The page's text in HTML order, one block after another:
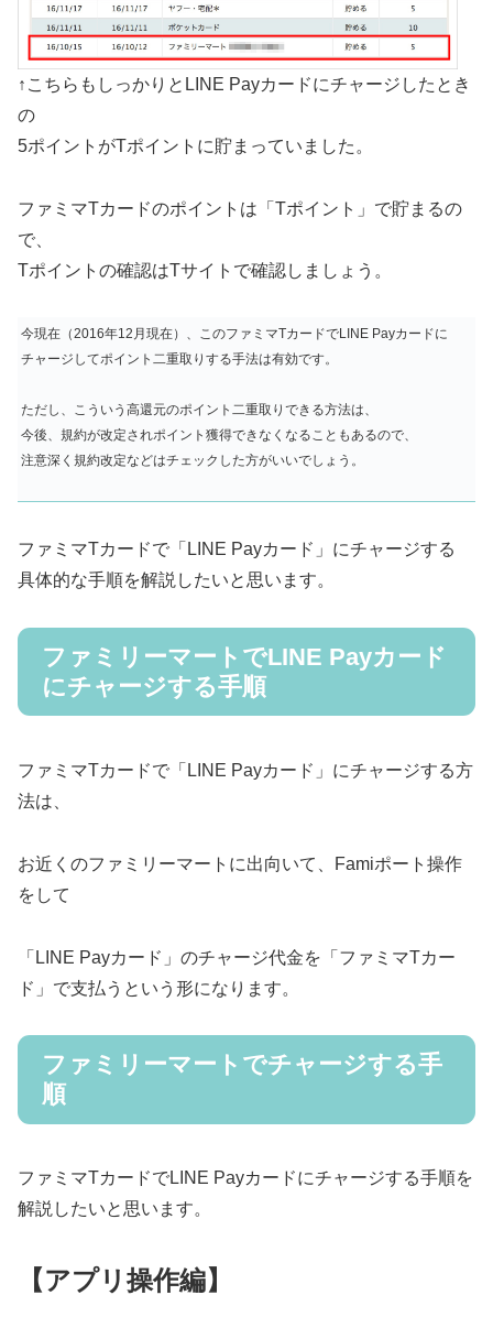
↑こちらもしっかりとLINE Payカードにチャージしたとき
の
5ポイントがTポイントに貯まっていました。
ファミマTカードのポイントは「Tポイント」で貯まるの
で、
Tポイントの確認はTサイトで確認しましょう。
今現在（2016年12月現在）、このファミマTカードでLINE Payカードに
チャージしてポイント二重取りする手法は有効です。
ただし、こういう高還元のポイント二重取りできる方法は、
今後、規約が改定されポイント獲得できなくなることもあるので、
注意深く規約改定などはチェックした方がいいでしょう。
ファミマTカードで「LINE Payカード」にチャージする
具体的な手順を解説したいと思います。
ファミリーマートでLINE Payカード
にチャージする手順
ファミマTカードで「LINE Payカード」にチャージする方
法は、
お近くのファミリーマートに出向いて、Famiポート操作
をして
「LINE Payカード」のチャージ代金を「ファミマTカー
ド」で支払うという形になります。
ファミリーマートでチャージする手
順
ファミマTカードでLINE Payカードにチャージする手順を
解説したいと思います。
【アプリ操作編】